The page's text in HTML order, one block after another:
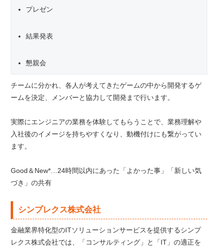
プレゼン
結果発表
懇親会
チームに分かれ、各人が考えてきたゲームの中から開発するゲ
ームを決定、メンバーと協力して開発まで行います。
実際にエンジニアの業務を体験してもらうことで、業務理解や
入社後のイメージを持ちやすくなり、動機付けにも繋がってい
ます。
Good＆New*…24時間以内にあった「よかった事」「新しい気
づき」の共有
シンプレクス株式会社
金融業界特化型のITソリューションサービスを提供するシンプ
レクス株式会社では、「コンサルティング」と「IT」の適正を